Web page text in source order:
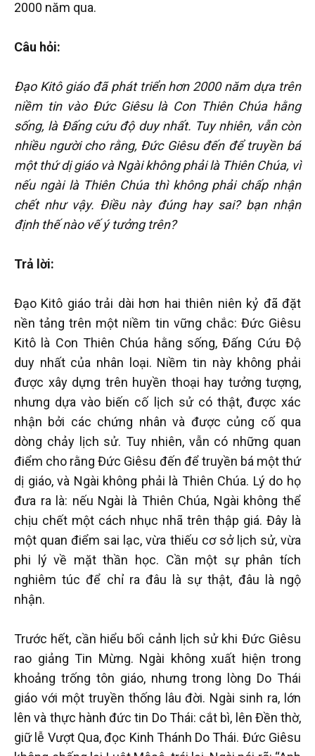
2000 năm qua.
Câu hỏi:
Đạo Kitô giáo đã phát triển hơn 2000 năm dựa trên
niềm tin vào Đức Giêsu là Con Thiên Chúa hằng
sống, là Đấng cứu độ duy nhất. Tuy nhiên, vẫn còn
nhiều người cho rằng, Đức Giêsu đến để truyền bá
một thứ dị giáo và Ngài không phải là Thiên Chúa, vì
nếu ngài là Thiên Chúa thì không phải chấp nhận
chết như vậy. Điều này đúng hay sai? bạn nhận
định thế nào vế ý tưởng trên?
Trả lời:
Đạo Kitô giáo trải dài hơn hai thiên niên kỷ đã đặt
nền tảng trên một niềm tin vững chắc: Đức Giêsu
Kitô là Con Thiên Chúa hằng sống, Đấng Cứu Độ
duy nhất của nhân loại. Niềm tin này không phải
được xây dựng trên huyền thoại hay tưởng tượng,
nhưng dựa vào biến cố lịch sử có thật, được xác
nhận bởi các chứng nhân và được củng cố qua
dòng chảy lịch sử. Tuy nhiên, vẫn có những quan
điểm cho rằng Đức Giêsu đến để truyền bá một thứ
dị giáo, và Ngài không phải là Thiên Chúa. Lý do họ
đưa ra là: nếu Ngài là Thiên Chúa, Ngài không thể
chịu chết một cách nhục nhã trên thập giá. Đây là
một quan điểm sai lạc, vừa thiếu cơ sở lịch sử, vừa
phi lý về mặt thần học. Cần một sự phân tích
nghiêm túc để chỉ ra đâu là sự thật, đâu là ngộ
nhận.
Trước hết, cần hiểu bối cảnh lịch sử khi Đức Giêsu
rao giảng Tin Mừng. Ngài không xuất hiện trong
khoảng trống tôn giáo, nhưng trong lòng Do Thái
giáo với một truyền thống lâu đời. Ngài sinh ra, lớn
lên và thực hành đức tin Do Thái: cắt bì, lên Đền thờ,
giữ lễ Vượt Qua, đọc Kinh Thánh Do Thái. Đức Giêsu